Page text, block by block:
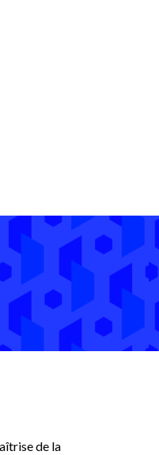
de la